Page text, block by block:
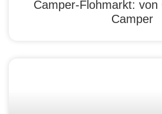
Camper-Flohmarkt:
Camper